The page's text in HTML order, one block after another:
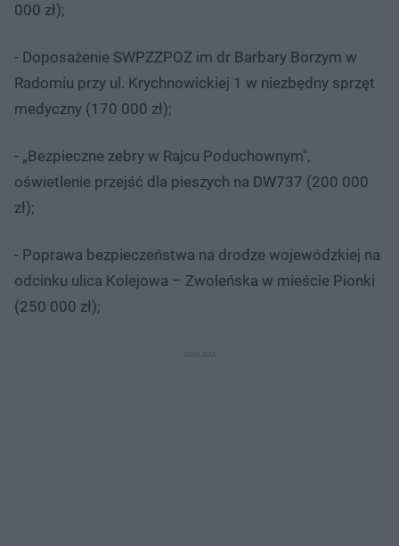
000 zł);
- Doposażenie SWPZZPOZ im dr Barbary Borzym w
Radomiu przy ul. Krychnowickiej 1 w niezbędny sprzęt
medyczny (170 000 zł);
- „Bezpieczne zebry w Rajcu Poduchownym",
oświetlenie przejść dla pieszych na DW737 (200 000
zł);
- Poprawa bezpieczeństwa na drodze wojewódzkiej na
odcinku ulica Kolejowa – Zwoleńska w mieście Pionki
(250 000 zł);